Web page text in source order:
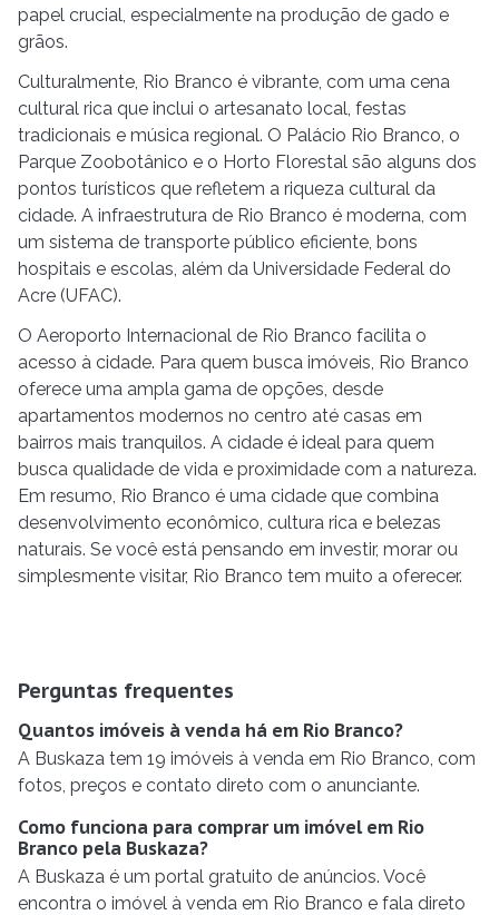
papel crucial, especialmente na produção de gado e
grãos.
Culturalmente, Rio Branco é vibrante, com uma cena
cultural rica que inclui o artesanato local, festas
tradicionais e música regional. O Palácio Rio Branco, o
Parque Zoobotânico e o Horto Florestal são alguns dos
pontos turísticos que refletem a riqueza cultural da
cidade. A infraestrutura de Rio Branco é moderna, com
um sistema de transporte público eficiente, bons
hospitais e escolas, além da Universidade Federal do
Acre (UFAC).
O Aeroporto Internacional de Rio Branco facilita o
acesso à cidade. Para quem busca imóveis, Rio Branco
oferece uma ampla gama de opções, desde
apartamentos modernos no centro até casas em
bairros mais tranquilos. A cidade é ideal para quem
busca qualidade de vida e proximidade com a natureza.
Em resumo, Rio Branco é uma cidade que combina
desenvolvimento econômico, cultura rica e belezas
naturais. Se você está pensando em investir, morar ou
simplesmente visitar, Rio Branco tem muito a oferecer.
Perguntas frequentes
Quantos imóveis à venda há em Rio Branco?
A Buskaza tem 19 imóveis à venda em Rio Branco, com
fotos, preços e contato direto com o anunciante.
Como funciona para comprar um imóvel em Rio
Branco pela Buskaza?
A Buskaza é um portal gratuito de anúncios. Você
encontra o imóvel à venda em Rio Branco e fala direto